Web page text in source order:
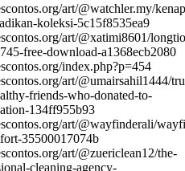
art/@watchler.my/
koleksi-5c15f8535ea9
art/@xatimi8601/
free-download-a1368ecb2080
index.php?p=454
art/@umairsahil1444/
friends-who-donated-to-
134ff955b93
art/@wayfinderali/
35500017074b
art/@zuericlean12/the-
cleaning-agency-